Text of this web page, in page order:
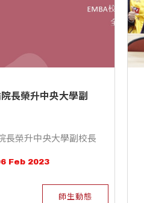
長榮升中央大學副
長榮升中央大學副校長
Feb 2023
師生動態